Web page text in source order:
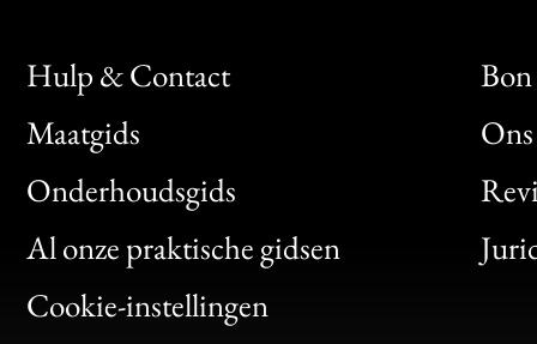
Hulp & Contact
Maatgids
Onderhoudsgids
Al onze praktische gidsen
Cookie-instellingen
Bon
Clic